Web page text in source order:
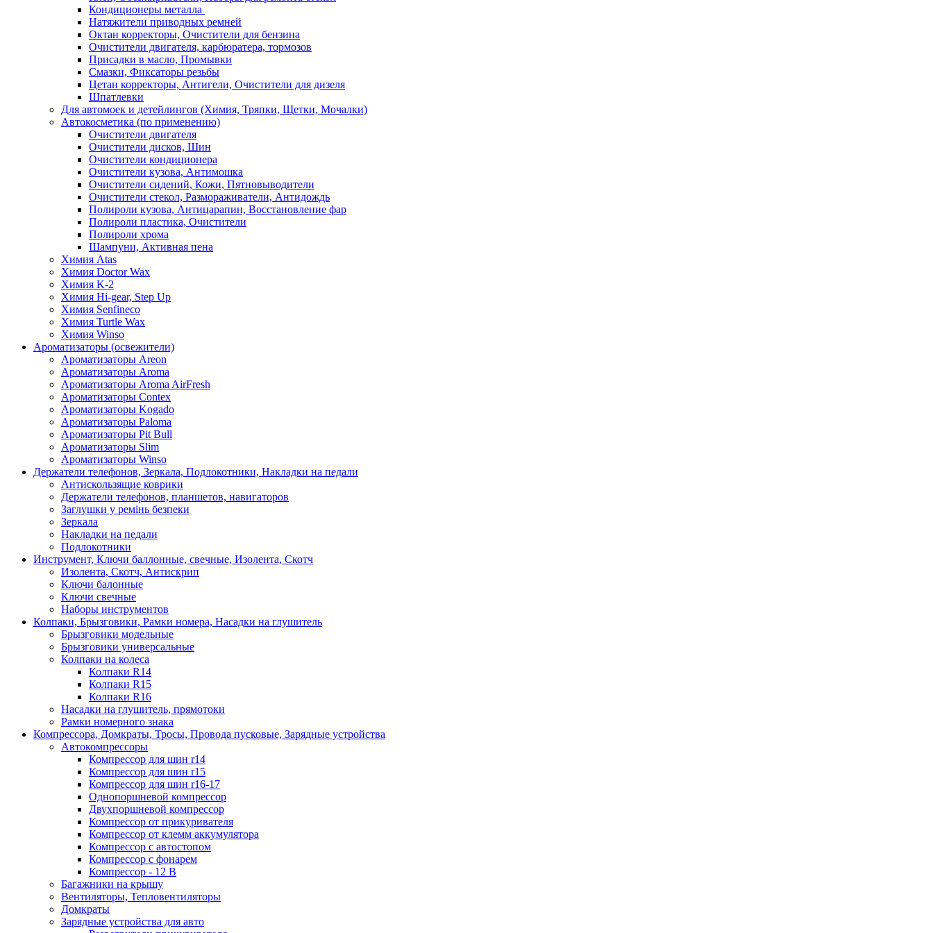
Кондиционеры металла
Натяжители приводных ремней
Октан корректоры, Очистители для бензина
Очистители двигателя, карбюратера, тормозов
Присадки в масло, Промывки
Смазки, Фиксаторы резьбы
Цетан корректоры, Антигели, Очистители для дизеля
Шпатлевки
Для автомоек и детейлингов (Химия, Тряпки, Щетки, Мочалки)
Автокосметика (по применению)
Очистители двигателя
Очистители дисков, Шин
Очистители кондиционера
Очистители кузова, Антимошка
Очистители сидений, Кожи, Пятновыводители
Очистители стекол, Размораживатели, Антидождь
Полироли кузова, Антицарапин, Восстановление фар
Полироли пластика, Очистители
Полироли хрома
Шампуни, Активная пена
Химия Atas
Химия Doctor Wax
Химия K-2
Химия Hi-gear, Step Up
Химия Senfineco
Химия Turtle Wax
Химия Winso
Ароматизаторы (освежители)
Ароматизаторы Areon
Ароматизаторы Aroma
Ароматизаторы Aroma AirFresh
Ароматизаторы Contex
Ароматизаторы Kogado
Ароматизаторы Paloma
Ароматизаторы Pit Bull
Ароматизаторы Slim
Ароматизаторы Winso
Держатели телефонов, Зеркала, Подлокотники, Накладки на педали
Антискользящие коврики
Держатели телефонов, планшетов, навигаторов
Заглушки у ремінь безпеки
Зеркала
Накладки на педали
Подлокотники
Инструмент, Ключи баллонные, свечные, Изолента, Скотч
Изолента, Скотч, Антискрип
Ключи балонные
Ключи свечные
Наборы инструментов
Колпаки, Брызговики, Рамки номера, Насадки на глушитель
Брызговики модельные
Брызговики универсальные
Колпаки на колеса
Колпаки R14
Колпаки R15
Колпаки R16
Насадки на глушитель, прямотоки
Рамки номерного знака
Компрессора, Домкраты, Тросы, Провода пусковые, Зарядные устройства
Автокомпрессоры
Компрессор для шин r14
Компрессор для шин r15
Компрессор для шин r16-17
Однопоршневой компрессор
Двухпоршневой компрессор
Компрессор от прикуривателя
Компрессор от клемм аккумулятора
Компрессор с автостопом
Компрессор с фонарем
Компрессор - 12 В
Багажники на крышу
Вентиляторы, Тепловентиляторы
Домкраты
Зарядные устройства для авто